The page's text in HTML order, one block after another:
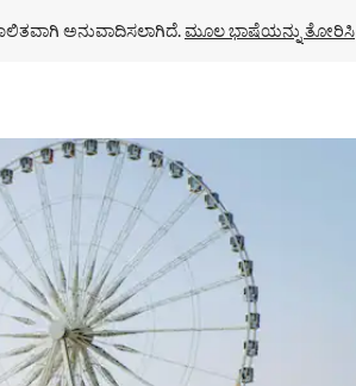
ಅನುವಾದಿಸಲಾಗಿದೆ. ಮೂಲ ಭಾಷೆಯನ್ನು ತೋರಿಸಿ